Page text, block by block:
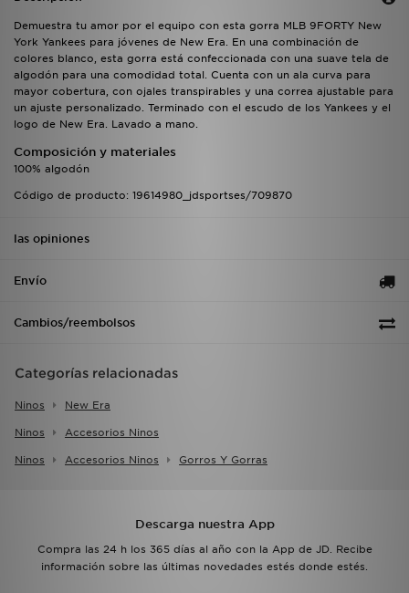
Demuestra tu amor por el equipo con esta gorra MLB 9FORTY New
York Yankees para jóvenes de New Era. En una combinación de
colores blanco, esta gorra está confeccionada con una suave tela de
algodón para una comodidad total. Cuenta con un ala curva para
mayor cobertura, con ojales transpirables y una correa ajustable para
un ajuste personalizado. Terminado con el escudo de los Yankees y el
logo de New Era. Lavado a mano.
Composición y materiales
100% algodón
Código de producto: 19614980_jdsportses/709870
las opiniones
Envío
Cambios/reembolsos
Categorías relacionadas
Ninos New Era
Ninos Accesorios Ninos
Ninos Accesorios Ninos Gorros Y Gorras
Descarga nuestra App
Compra las 24 h los 365 días al año con la App de JD. Recibe
información sobre las últimas novedades estés donde estés.